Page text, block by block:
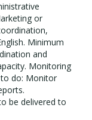
or
Minimum
and
Monitoring
do: Monitor
be delivered to